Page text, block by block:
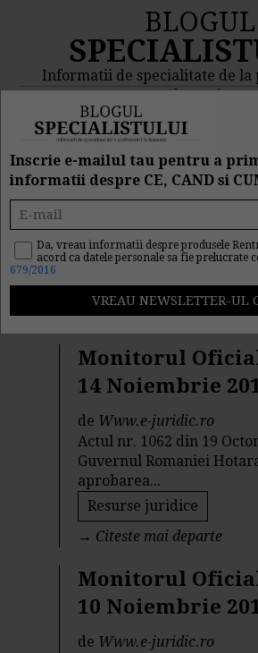
BLOGUL
Informatii de specialitate de la
domeniu
MENIU
Rezultat cautare
"cercetari"
Cautarea facuta dupa cuvantul/sirul
cercetari" a returnat 228 articole.
Monitorul
14 Noiembrie
de Www.e-juridic.ro
Actul nr. 1062 din 19
Guvernul Romaniei
aprobarea...
Resurse juridice
→ Citeste mai departe
Monitorul
10 Noiembrie
de Www.e-juridic.ro
Inscrie e-mailul tau pentru a
informatii despre CE, CAND si
Da, vreau informatii despre produsele
acord ca datele personale sa fie prelucrate
679/2016